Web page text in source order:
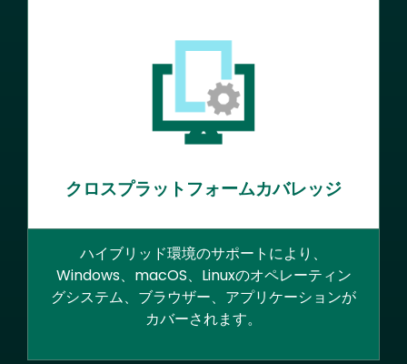
クロスプラットフォームカバレッジ
ハイブリッド環境のサポートにより、
Windows、macOS、Linuxのオペレーティン
グシステム、ブラウザー、アプリケーションが
カバーされます。